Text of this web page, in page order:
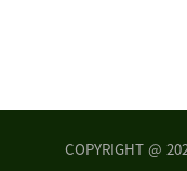
COPYRIGHT @